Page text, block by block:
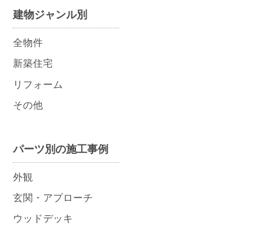
建物ジャンル別
全物件
新築住宅
リフォーム
その他
パーツ別の施工事例
外観
玄関・アプローチ
ウッドデッキ